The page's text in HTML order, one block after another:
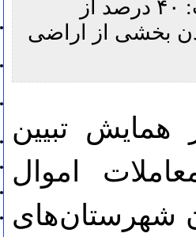
مدیرکل ثبت اسناد و املاک استان کرمان گفت: ۴۰ درصد از
بخشی از اراضی
همایش تبیین
اموال
شهرستان‌های